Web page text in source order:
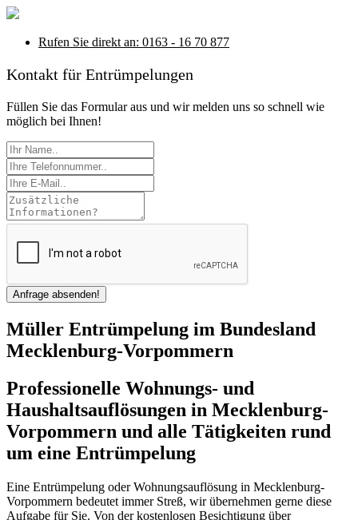
Rufen Sie direkt an: 0163 - 16 70 877
Kontakt für Entrümpelungen
Füllen Sie das Formular aus und wir melden uns so schnell wie
möglich bei Ihnen!
Anfrage absenden!
Müller Entrümpelung im Bundesland
Mecklenburg-Vorpommern
Professionelle Wohnungs- und
Haushaltsauflösungen in Mecklenburg-
Vorpommern und alle Tätigkeiten rund
um eine Entrümpelung
Eine Entrümpelung oder Wohnungsauflösung in Mecklenburg-
Vorpommern bedeutet immer Streß, wir übernehmen gerne diese
Aufgabe für Sie. Von der kostenlosen Besichtigung über